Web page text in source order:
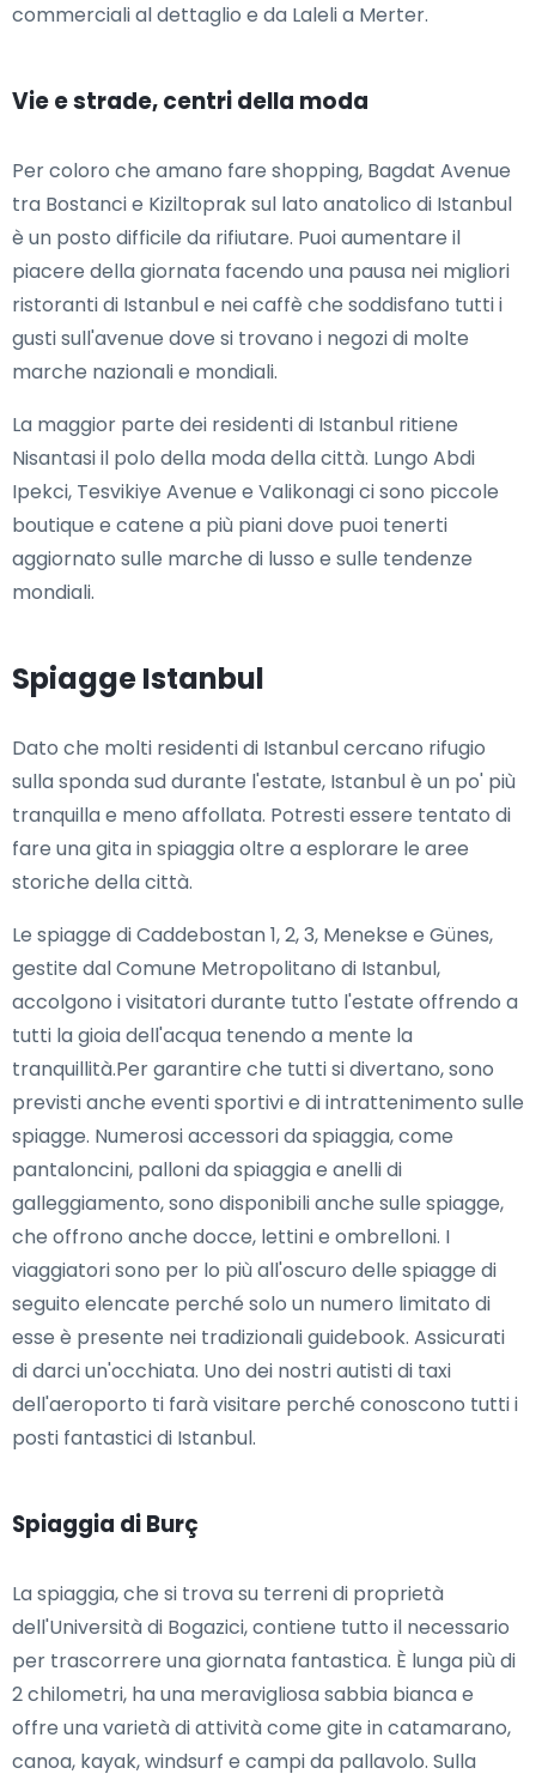
commerciali al dettaglio e da Laleli a Merter.
Vie e strade, centri della moda
Per coloro che amano fare shopping, Bagdat Avenue
tra Bostanci e Kiziltoprak sul lato anatolico di Istanbul
è un posto difficile da rifiutare. Puoi aumentare il
piacere della giornata facendo una pausa nei migliori
ristoranti di Istanbul e nei caffè che soddisfano tutti i
gusti sull'avenue dove si trovano i negozi di molte
marche nazionali e mondiali.
La maggior parte dei residenti di Istanbul ritiene
Nisantasi il polo della moda della città. Lungo Abdi
Ipekci, Tesvikiye Avenue e Valikonagi ci sono piccole
boutique e catene a più piani dove puoi tenerti
aggiornato sulle marche di lusso e sulle tendenze
mondiali.
Spiagge Istanbul
Dato che molti residenti di Istanbul cercano rifugio
sulla sponda sud durante l'estate, Istanbul è un po' più
tranquilla e meno affollata. Potresti essere tentato di
fare una gita in spiaggia oltre a esplorare le aree
storiche della città.
Le spiagge di Caddebostan 1, 2, 3, Menekse e Günes,
gestite dal Comune Metropolitano di Istanbul,
accolgono i visitatori durante tutto l'estate offrendo a
tutti la gioia dell'acqua tenendo a mente la
tranquillità.Per garantire che tutti si divertano, sono
previsti anche eventi sportivi e di intrattenimento sulle
spiagge. Numerosi accessori da spiaggia, come
pantaloncini, palloni da spiaggia e anelli di
galleggiamento, sono disponibili anche sulle spiagge,
che offrono anche docce, lettini e ombrelloni. I
viaggiatori sono per lo più all'oscuro delle spiagge di
seguito elencate perché solo un numero limitato di
esse è presente nei tradizionali guidebook. Assicurati
di darci un'occhiata. Uno dei nostri autisti di taxi
dell'aeroporto ti farà visitare perché conoscono tutti i
posti fantastici di Istanbul.
Spiaggia di Burç
La spiaggia, che si trova su terreni di proprietà
dell'Università di Bogazici, contiene tutto il necessario
per trascorrere una giornata fantastica. È lunga più di
2 chilometri, ha una meravigliosa sabbia bianca e
offre una varietà di attività come gite in catamarano,
canoa, kayak, windsurf e campi da pallavolo. Sulla